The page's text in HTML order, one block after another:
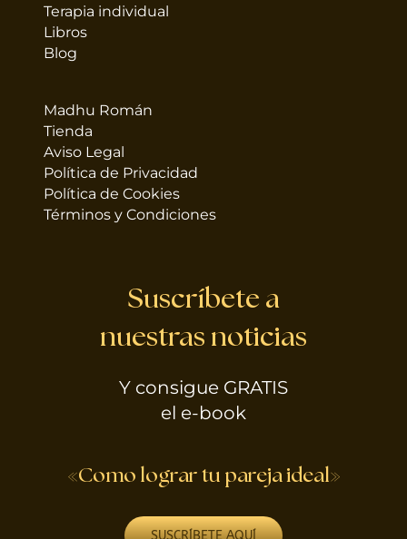
Terapia individual
Libros
Blog
Madhu Román
Tienda
Aviso Legal
Política de Privacidad
Política de Cookies
Términos y Condiciones
Suscríbete a
nuestras noticias
Y consigue GRATIS
el e-book
«Como lograr tu pareja ideal»
SUSCRÍBETE AQUÍ